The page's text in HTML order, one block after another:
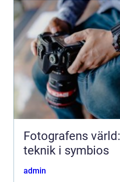
Fotografens
teknik i symbios
admin